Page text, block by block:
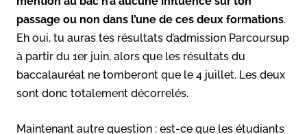
passage ou non dans l’une de ces deux formations.
Eh oui, tu auras tes résultats d’admission Parcoursup
à partir du 1er juin, alors que les résultats du
baccalauréat ne tomberont que le 4 juillet. Les deux
sont donc totalement décorrelés.
Maintenant autre question : est-ce que les étudiants